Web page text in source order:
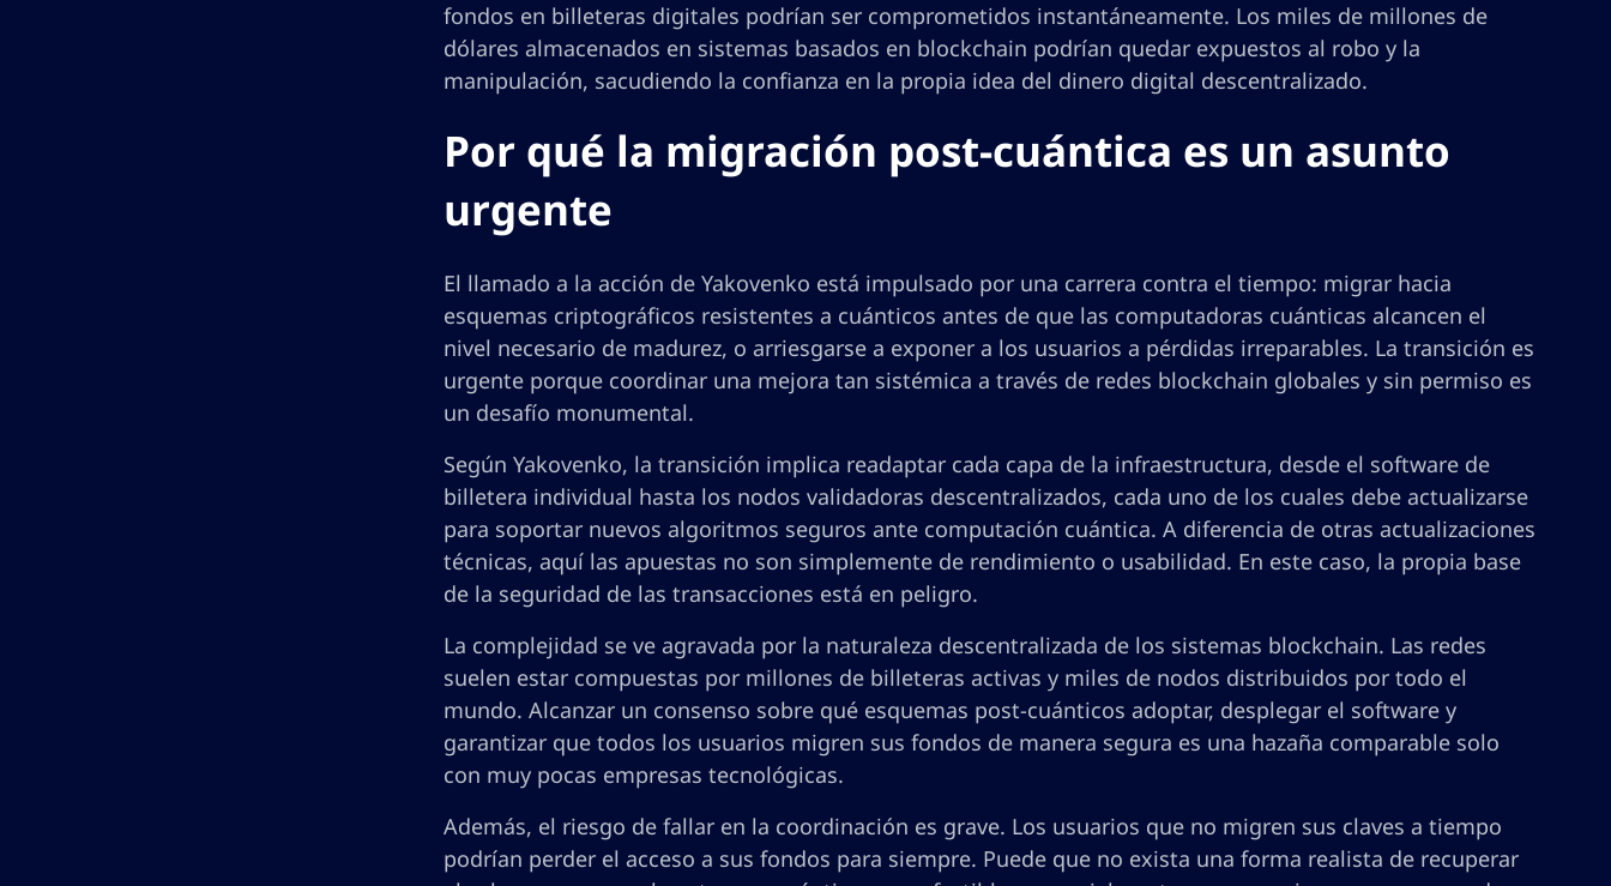
fondos en billeteras digitales podrían ser comprometidos instantáneamente. Los miles de millones de
dólares almacenados en sistemas basados en blockchain podrían quedar expuestos al robo y la
manipulación, sacudiendo la confianza en la propia idea del dinero digital descentralizado.
Por qué la migración post-cuántica es un asunto
urgente
El llamado a la acción de Yakovenko está impulsado por una carrera contra el tiempo: migrar hacia
esquemas criptográficos resistentes a cuánticos antes de que las computadoras cuánticas alcancen el
nivel necesario de madurez, o arriesgarse a exponer a los usuarios a pérdidas irreparables. La transición es
urgente porque coordinar una mejora tan sistémica a través de redes blockchain globales y sin permiso es
un desafío monumental.
Según Yakovenko, la transición implica readaptar cada capa de la infraestructura, desde el software de
billetera individual hasta los nodos validadoras descentralizados, cada uno de los cuales debe actualizarse
para soportar nuevos algoritmos seguros ante computación cuántica. A diferencia de otras actualizaciones
técnicas, aquí las apuestas no son simplemente de rendimiento o usabilidad. En este caso, la propia base
de la seguridad de las transacciones está en peligro.
La complejidad se ve agravada por la naturaleza descentralizada de los sistemas blockchain. Las redes
suelen estar compuestas por millones de billeteras activas y miles de nodos distribuidos por todo el
mundo. Alcanzar un consenso sobre qué esquemas post-cuánticos adoptar, desplegar el software y
garantizar que todos los usuarios migren sus fondos de manera segura es una hazaña comparable solo
con muy pocas empresas tecnológicas.
Además, el riesgo de fallar en la coordinación es grave. Los usuarios que no migren sus claves a tiempo
podrían perder el acceso a sus fondos para siempre. Puede que no exista una forma realista de recuperar